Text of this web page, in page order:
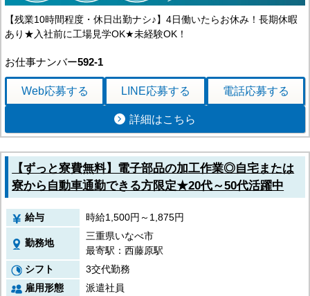
【残業10時間程度・休日出勤ナシ♪】4日働いたらお休み！長期休暇
あり★入社前に工場見学OK★未経験OK！
お仕事ナンバー592-1
Web応募する LINE応募する 電話応募する
詳細はこちら
【ずっと寮費無料】電子部品の加工作業◎自宅または
寮から自動車通勤できる方限定★20代～50代活躍中
給与 時給1,500円～1,875円
勤務地
三重県いなべ市
最寄駅：西藤原駅
シフト
3交代勤務
雇用形態
派遣社員